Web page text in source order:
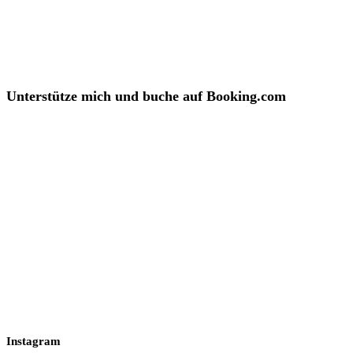
Unterstütze mich und buche auf Booking.com
Instagram